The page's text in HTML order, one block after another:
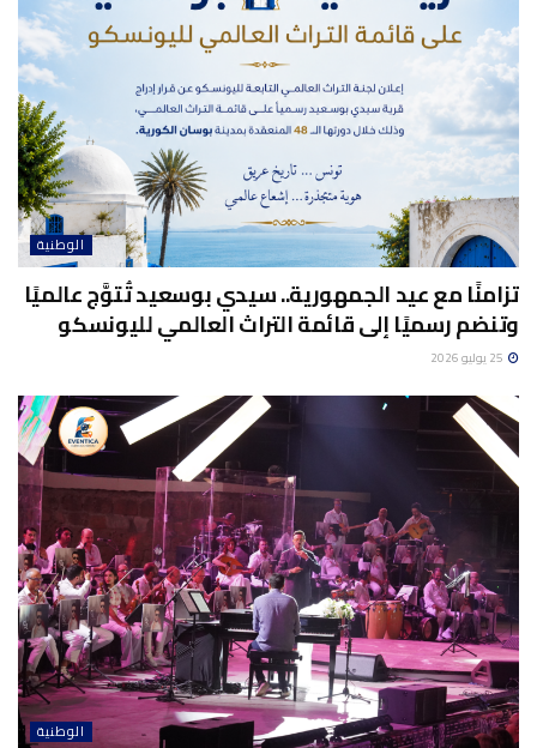
الوطنية
تزامنًا مع عيد الجمهورية.. سيدي بوسعيد تُتوَّج عالميًا
وتنضم رسميًا إلى قائمة التراث العالمي لليونسكو
الوطنية